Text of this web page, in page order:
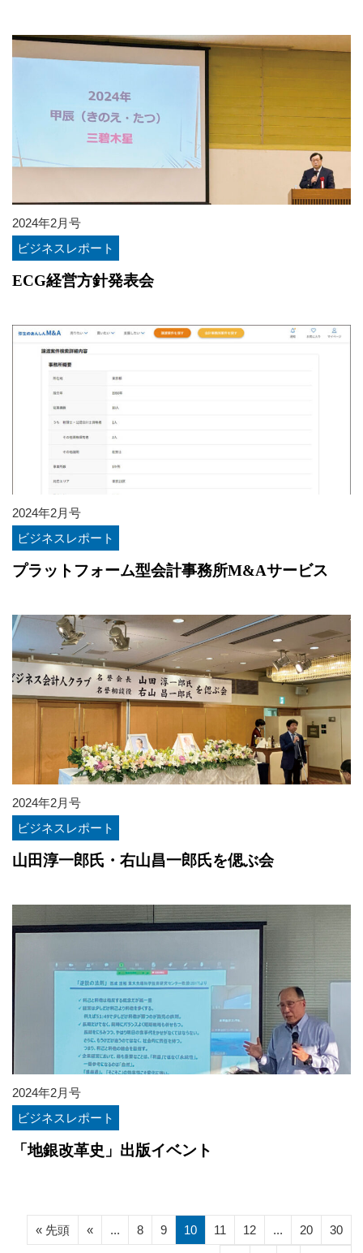
2024年2月号
ビジネスレポート
ECG経営方針発表会
2024年2月号
ビジネスレポート
プラットフォーム型会計事務所M&Aサービス
2024年2月号
ビジネスレポート
山田淳一郎氏・右山昌一郎氏を偲ぶ会
2024年2月号
ビジネスレポート
「地銀改革史」出版イベント
« 先頭 « ... 8 9 10 11 12 ... 20 30